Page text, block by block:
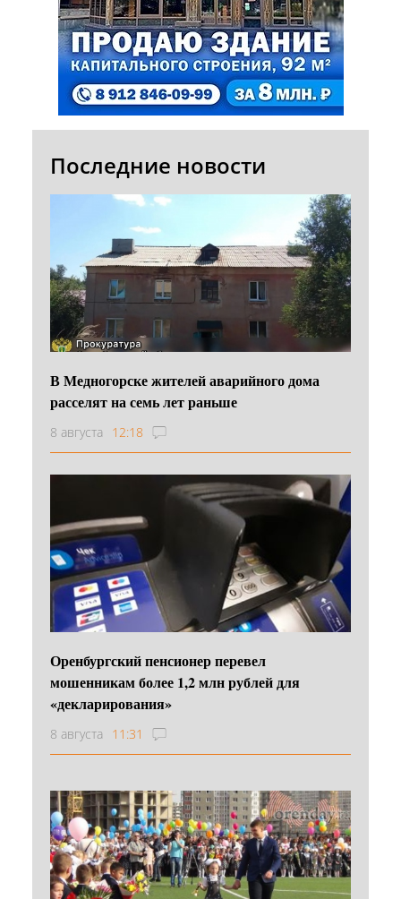
Последние новости
В Медногорске жителей аварийного дома
расселят на семь лет раньше
8 августа 12:18
Оренбургский пенсионер перевел
мошенникам более 1,2 млн рублей для
«декларирования»
8 августа 11:31